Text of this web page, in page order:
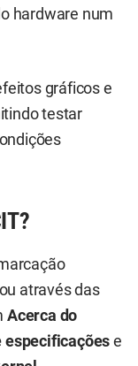
hardware num
gráficos e
testar
através das
Acerca do
especificaçõese